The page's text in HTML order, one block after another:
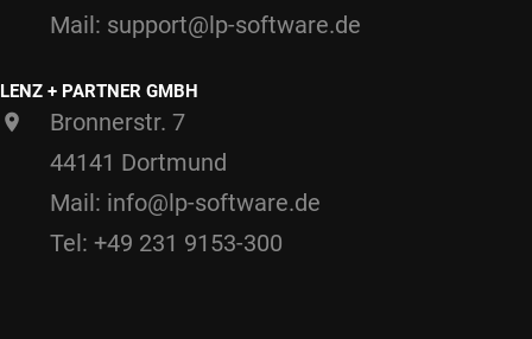
Mail: support@lp-software.de
LENZ + PARTNER GMBH
Bronnerstr. 7
44141 Dortmund
Mail: info@lp-software.de
Tel: +49 231 9153-300